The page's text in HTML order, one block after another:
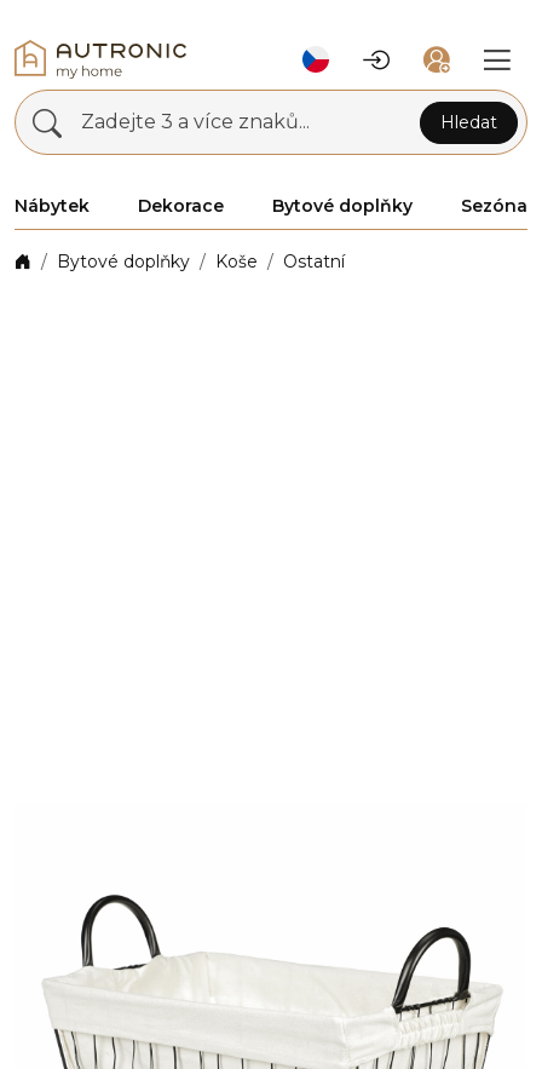
Zadejte 3 a více znaků... Hledat
Nábytek Dekorace Bytové doplňky Sezóna
Bytové doplňky Koše Ostatní